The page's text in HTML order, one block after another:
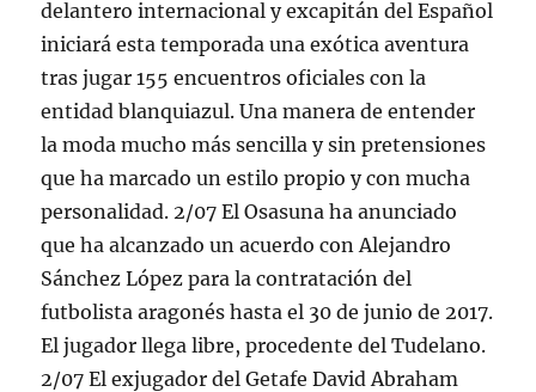
delantero internacional y excapitán del Español
iniciará esta temporada una exótica aventura
tras jugar 155 encuentros oficiales con la
entidad blanquiazul. Una manera de entender
la moda mucho más sencilla y sin pretensiones
que ha marcado un estilo propio y con mucha
personalidad. 2/07 El Osasuna ha anunciado
que ha alcanzado un acuerdo con Alejandro
Sánchez López para la contratación del
futbolista aragonés hasta el 30 de junio de 2017.
El jugador llega libre, procedente del Tudelano.
2/07 El exjugador del Getafe David Abraham